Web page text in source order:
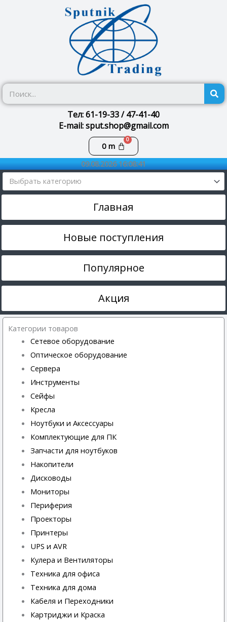
Тел: 61-19-33 / 47-41-40
E-mail: sput.shop@gmail.com
0m
Корзина
09.08.2026 16:08:41
Выбрать категорию
Главная
Новые поступления
Популярное
Акция
Категории товаров
Сетевое оборудование
Оптическое оборудование
Сервера
Инструменты
Сейфы
Кресла
Ноутбуки и Аксессуары
Комплектующие для ПК
Запчасти для ноутбуков
Накопители
Дисководы
Мониторы
Периферия
Проекторы
Принтеры
UPS и AVR
Кулера и Вентиляторы
Техника для офиса
Техника для дома
Кабеля и Переходники
Картриджи и Краска